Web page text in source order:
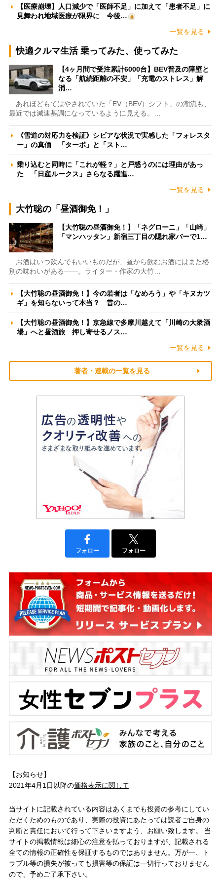
【医療崩壊】人口減少で「医師不足」に加えて「患者不足」に
見舞われ地域医療が限界に 今後…
一覧を見る
快適クルマ生活 乗ってみた、使ってみた
【4ヶ月間で受注累計6000台】BEV普及の障壁と
なる「航続距離の不安」「充電のストレス」解
消…
あれほどもてはやされていた「EV（BEV）シフト」の潮流も、
最近では減速基調になっているように見える。…
《雪道の対応力を検証》シビアな状況で実感した「フォレスタ
ー」の真価 「ターボ」と「スト…
乗り込むと同時に「これが軽？」と戸惑うのには理由があっ
た 「日産ルークス」さらなる躍進…
一覧を見る
大竹聡の「昼酒御免！」
【大竹聡の昼酒御免！】「ネグローニ」「山崎」
「マンハッタン」新宿三丁目の隠れ家バーで1…
お酒はいつ飲んでもいいものだが、昼から飲むお酒にはまた格
別の味わいがある――。ライター・作家の大竹…
【大竹聡の昼酒御免！】今の若者は「なめろう」や「キヌカツ
ギ」を知らないって本当？ 昔の…
【大竹聡の昼酒御免！】京急線で多摩川越えて「川崎の大衆酒
場」へと昼酒旅 押し寄せるノス…
一覧を見る
著者・連載の一覧を見る
フォロー フォロー
【お知らせ】
2021年4月1日以降の価格表示に関して
当サイトに記載されている内容はあくまでも投資の参考にしてい
ただくためのものであり、実際の投資にあたっては読者ご自身の
判断と責任において行って下さいますよう、お願い致します。 当
サイトの掲載情報は細心の注意を払っておりますが、記載される
全ての情報の正確性を保証するものではありません。万が一、ト
ラブル等の損失が被っても損害等の保証は一切行っておりません
ので、予めご了承下さい。